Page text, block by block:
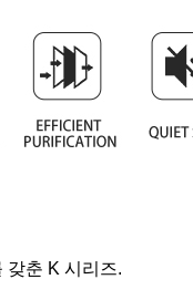
갖춘 K 시리즈.